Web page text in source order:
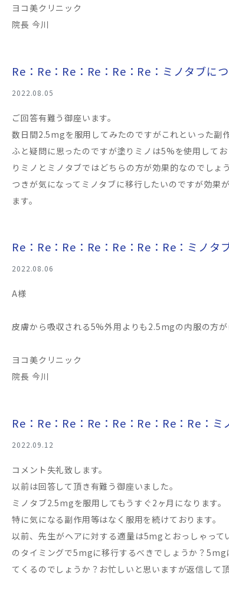
ヨコ美クリニック
院長 今川
Re：Re：Re：Re：Re：Re：ミノタブに
2022.08.05
ご回答有難う御座います。
数日間2.5mgを服用してみたのですがこれといった副
ふと疑問に思ったのですが塗りミノは5%を使用して
りミノとミノタブではどちらの方が効果的なのでし
つきが気になってミノタブに移行したいのですが効果
ます。
Re：Re：Re：Re：Re：Re：Re：ミノタ
2022.08.06
A様
皮膚から吸収される5%外用よりも2.5mgの内服の方
ヨコ美クリニック
院長 今川
Re：Re：Re：Re：Re：Re：Re：Re：ミ
2022.09.12
コメント失礼致します。
以前は回答して頂き有難う御座いました。
ミノタブ2.5mgを服用してもうすぐ2ヶ月になります。
特に気になる副作用等はなく服用を続けております。
以前、先生がヘアに対する適量は5mgとおっしゃっ
のタイミングで5mgに移行するべきでしょうか？
てくるのでしょうか？お忙しいと思いますが返信して